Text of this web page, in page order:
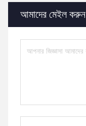
আমাদের মেইল করুন